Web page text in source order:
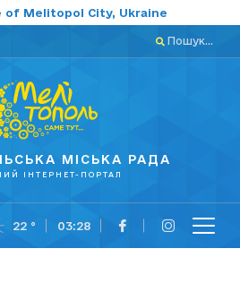
of Melitopol City, Ukraine
Пошук...
МІСЬКА РАДА
ІНТЕРНЕТ-ПОРТАЛ
22 ° 03:29